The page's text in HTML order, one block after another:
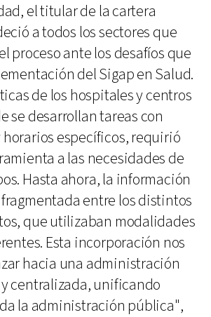
el titular de la cartera
a todos los sectores que
proceso ante los desafíos que
del Sigap en Salud.
de los hospitales y centros
se desarrollan tareas con
específicos, requirió
a las necesidades de
Hasta ahora, la información
entre los distintos
que utilizaban modalidades
Esta incorporación nos
hacia una administración
centralizada, unificando
la administración pública",